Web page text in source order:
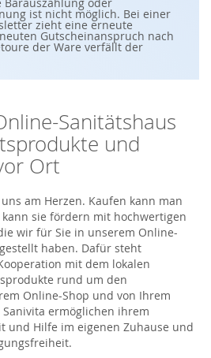
Barauszahlung oder
ist nicht möglich. Bei einer
zieht eine erneute
Gutscheinanspruch nach
der Ware verfällt der
Sanitätshaus
und
Ort
am Herzen. Kaufen kann man
sie fördern mit hochwertigen
wir für Sie in unserem Online-
haben. Dafür steht
mit dem lokalen
rund um den
Online-Shop und von Ihrem
ermöglichen ihrem
und Hilfe im eigenen Zuhause und